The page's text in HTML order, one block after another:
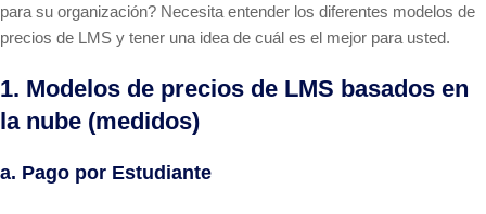
para su organización? Necesita entender los diferentes modelos de
precios de LMS y tener una idea de cuál es el mejor para usted.
1. Modelos de precios de LMS basados en
la nube (medidos)
a. Pago por Estudiante